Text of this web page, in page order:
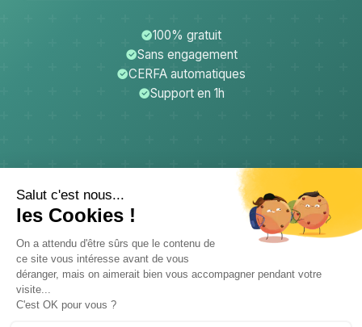
100% gratuit
Sans engagement
CERFA automatiques
Support en 1h
CerfApp
DonateursMentions légalesConfidentialité
Support